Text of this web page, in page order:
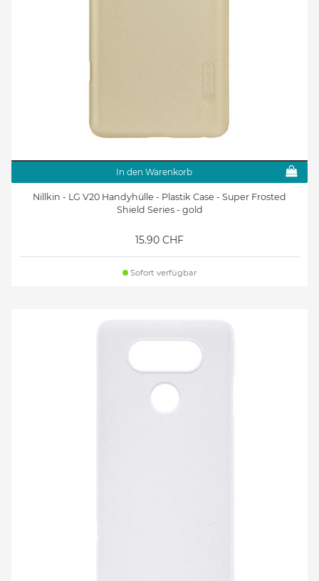
In den Warenkorb
Nillkin - LG V20 Handyhülle - Plastik Case - Super Frosted
Shield Series - gold
15.90 CHF
Sofort verfügbar